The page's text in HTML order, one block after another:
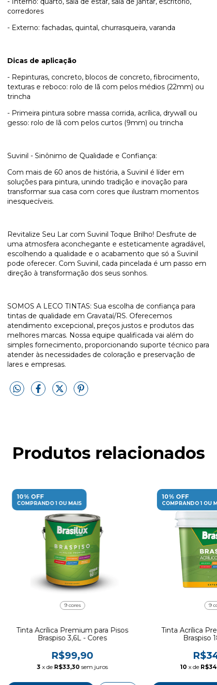
corredores
- Externo: fachadas, quintal, churrasqueira, varanda
Dicas de aplicação
- Repinturas, concreto, blocos de concreto, fibrocimento,
texturas e reboco: rolo de lã com pelos médios (22mm) ou
trincha
- Primeira pintura sobre massa corrida, acrílica, drywall ou
gesso: rolo de lã com pelos curtos (9mm) ou trincha
Suvinil - Sinônimo de Qualidade e Confiança:
Com mais de 60 anos de história, a Suvinil é líder em
soluções para pintura, unindo tradição e inovação para
transformar sua casa com cores que ilustram momentos
inesquecíveis.
Revitalize Seu Lar com Suvinil Toque Brilho! Desfrute de
uma atmosfera aconchegante e esteticamente agradável,
escolhendo a qualidade e o acabamento que só a Suvinil
pode oferecer. Com Suvinil, cada pincelada é um passo em
direção à transformação dos seus sonhos.
SOMOS A LECO TINTAS: Sua escolha de confiança para
tintas de qualidade em Gravataí/RS. Oferecemos
atendimento excepcional, preços justos e produtos das
melhores marcas. Nossa equipe qualificada vai além do
simples fornecimento, proporcionando suporte técnico para
atender às necessidades de coloração e preservação de
lares e empresas.
Produtos relacionados
10% OFF
COMPRANDO 1 OU MAIS
9 cores
Tinta Acrílica Premium para Pisos
Braspiso 3,6L - Cores
R$99,90
3 x de R$33,30 sem juros
10% OFF
COMPRANDO 1 OU
9
Tinta Acrílica
Braspiso
10 x de